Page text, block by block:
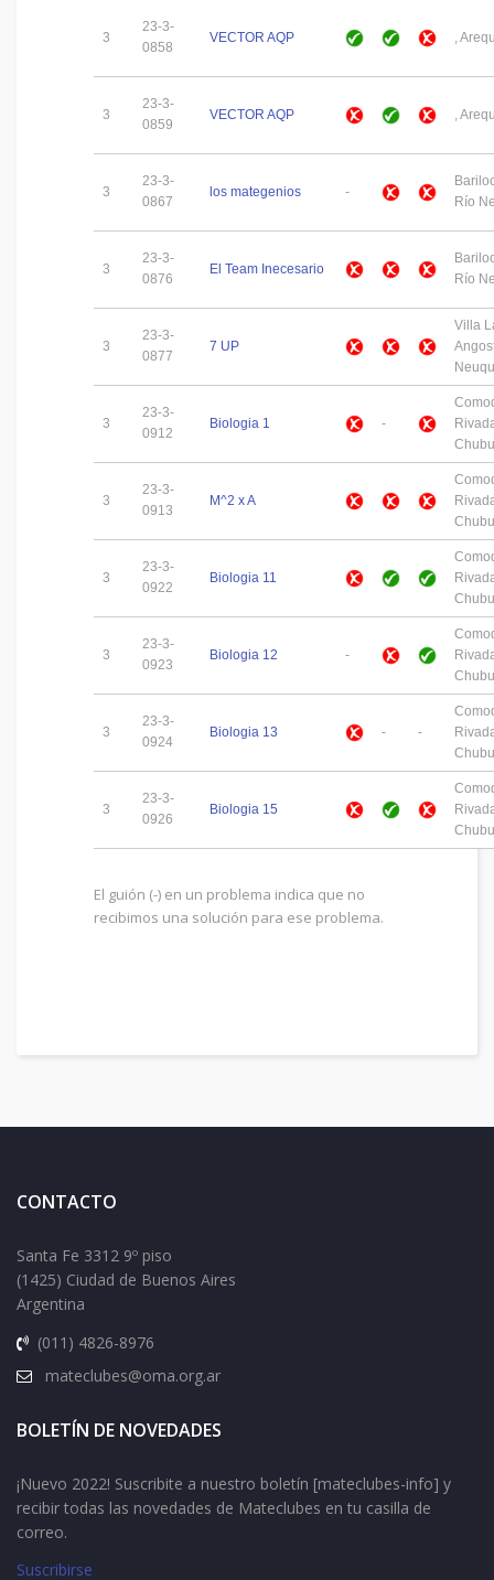
3
23-3-
0858
VECTOR AQP ,
3
23-3-
0859
VECTOR AQP ,
3
23-3-
0867
los mategenios -
Río
3
23-3-
0876
El Team Inecesario
Río
3
23-3-
0877
7 UP
Villa
3
23-3-
0912
Biologia 1 -
3
23-3-
0913
M^2 x A
3
23-3-
0922
Biologia 11
3
23-3-
0923
Biologia 12 -
3
23-3-
0924
Biologia 13 - -
3
23-3-
0926
Biologia 15
El guión (-) en un problema indica que no
recibimos una solución para ese problema.
CONTACTO
Santa Fe 3312 9º piso
(1425) Ciudad de Buenos Aires
Argentina
(011) 4826-8976
mateclubes@oma.org.ar
BOLETÍN DE NOVEDADES
¡Nuevo 2022! Suscribite a nuestro boletín [mateclubes-info] y
recibir todas las novedades de Mateclubes en tu casilla de
correo.
Suscribirse